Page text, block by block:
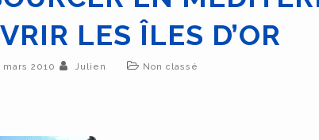
LES ÎLES D’OR
mars 2010 Julien Non classé